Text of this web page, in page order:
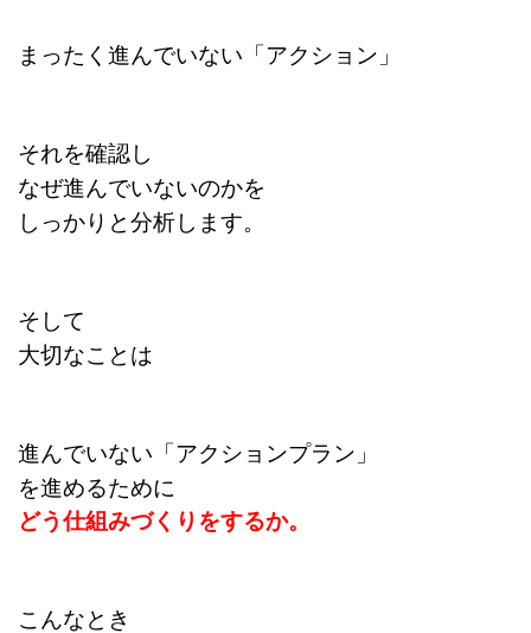
まったく進んでいない「アクション」
それを確認し
なぜ進んでいないのかを
しっかりと分析します。
そして
大切なことは
進んでいない「アクションプラン」
を進めるために
どう仕組みづくりをするか。
こんなとき